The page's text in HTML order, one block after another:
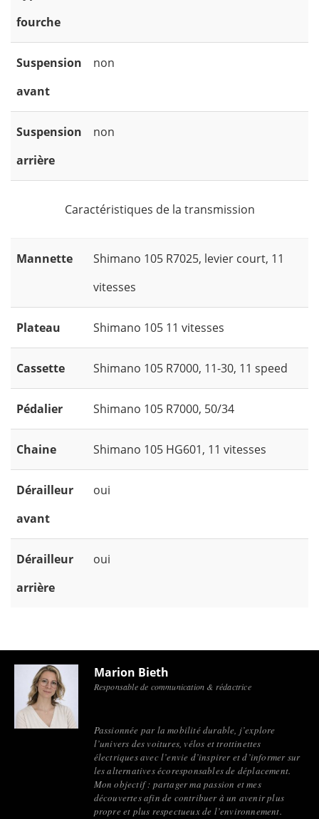
fourche
Suspension
avant
non
Suspension
arrière
non
Caractéristiques de la transmission
Mannette
Shimano 105 R7025, levier court, 11
vitesses
Plateau Shimano 105 11 vitesses
Cassette Shimano 105 R7000, 11-30, 11 speed
Pédalier Shimano 105 R7000, 50/34
Chaine Shimano 105 HG601, 11 vitesses
Dérailleur
avant
oui
Dérailleur
arrière
oui
Marion Bieth
Responsable de communication & rédactrice
Passionnée par la mobilité durable, j’explore
l’univers des voitures, vélos et trottinettes
électriques avec l’envie d’inspirer et d’informer sur
les alternatives écoresponsables de déplacement.
Mon objectif : partager ma passion et mes
découvertes afin de contribuer à un avenir plus
propre et plus respectueux de l’environnement.